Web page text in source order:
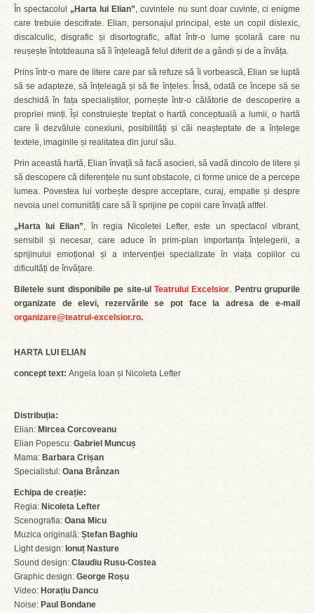
În spectacolul „Harta lui Elian”, cuvintele nu sunt doar cuvinte, ci enigme
care trebuie descifrate. Elian, personajul principal, este un copil dislexic,
discalculic, disgrafic și disortografic, aflat într-o lume școlară care nu
reușește întotdeauna să îi înțeleagă felul diferit de a gândi și de a învăța.
Prins într-o mare de litere care par să refuze să îi vorbească, Elian se luptă
să se adapteze, să înțeleagă și să fie înțeles. Însă, odată ce începe să se
deschidă în fața specialiștilor, pornește într-o călătorie de descoperire a
propriei minți. Își construiește treptat o hartă conceptuală a lumii, o hartă
care îi dezvăluie conexiuni, posibilități și căi neașteptate de a înțelege
textele, imaginile și realitatea din jurul său.
Prin această hartă, Elian învață să facă asocieri, să vadă dincolo de litere și
să descopere că diferențele nu sunt obstacole, ci forme unice de a percepe
lumea. Povestea lui vorbește despre acceptare, curaj, empatie și despre
nevoia unei comunități care să îi sprijine pe copiii care învață altfel.
„Harta lui Elian”, în regia Nicoletei Lefter, este un spectacol vibrant,
sensibil și necesar, care aduce în prim-plan importanța înțelegerii, a
sprijinului emoțional și a intervenției specializate în viața copiilor cu
dificultăți de învățare.
Biletele sunt disponibile pe site-ul Teatrului Excelsior. Pentru grupurile
organizate de elevi, rezervările se pot face la adresa de e-mail
organizare@teatrul-excelsior.ro.
HARTA LUI ELIAN
concept text: Angela Ioan și Nicoleta Lefter
Distribuția:
Elian: Mircea Corcoveanu
Elian Popescu: Gabriel Muncuș
Mama: Barbara Crișan
Specialistul: Oana Brânzan
Echipa de creație:
Regia: Nicoleta Lefter
Scenografia: Oana Micu
Muzica originală: Ștefan Baghiu
Light design: Ionuț Nasture
Sound design: Claudiu Rusu-Costea
Graphic design: George Roșu
Video: Horațiu Dancu
Noise: Paul Bondane